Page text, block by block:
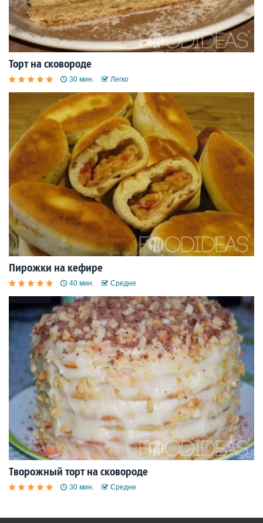
Торт на сковороде
30 мин. Легко
Пирожки на кефире
40 мин. Средне
Творожный торт на сковороде
30 мин. Средне